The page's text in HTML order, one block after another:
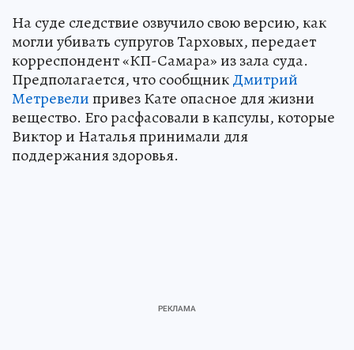
На суде следствие озвучило свою версию, как
могли убивать супругов Тарховых, передает
корреспондент «КП-Самара» из зала суда.
Предполагается, что сообщникДмитрий
Метревелипривез Кате опасное для жизни
вещество. Его расфасовали в капсулы, которые
Виктор и Наталья принимали для
поддержания здоровья.